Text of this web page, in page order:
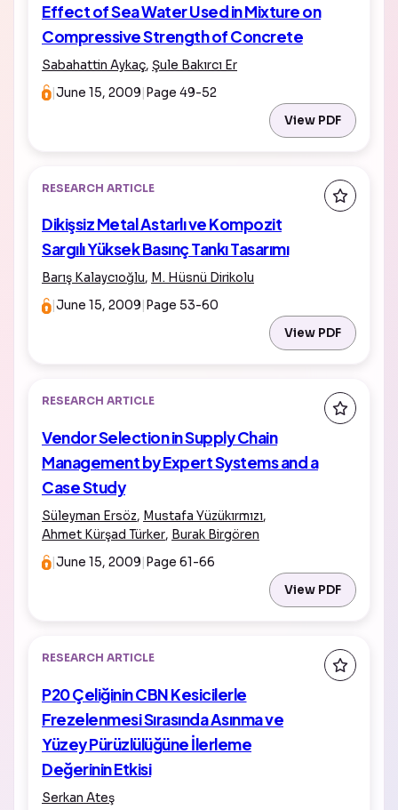
Effect of Sea Water Used in Mixture on
Compressive Strength of Concrete
Sabahattin Aykaç, Şule Bakırcı Er
|June 15, 2009 Page 49-52
View PDF
RESEARCH ARTICLE
Dikişsiz Metal Astarlı ve Kompozit
Sargılı Yüksek Basınç Tankı Tasarımı
Barış Kalaycıoğlu, M. Hüsnü Dirikolu
|June 15, 2009 Page 53-60
View PDF
RESEARCH ARTICLE
Vendor Selection in Supply Chain
Management by Expert Systems and a
Case Study
Süleyman Ersöz, Mustafa Yüzükırmızı,
Ahmet Kürşad Türker, Burak Birgören
|June 15, 2009 Page 61-66
View PDF
RESEARCH ARTICLE
P20 Çeliğinin CBN Kesicilerle
Frezelenmesi Sırasında Asınma ve
Yüzey Pürüzlülüğüne İlerleme
Değerinin Etkisi
Serkan Ateş